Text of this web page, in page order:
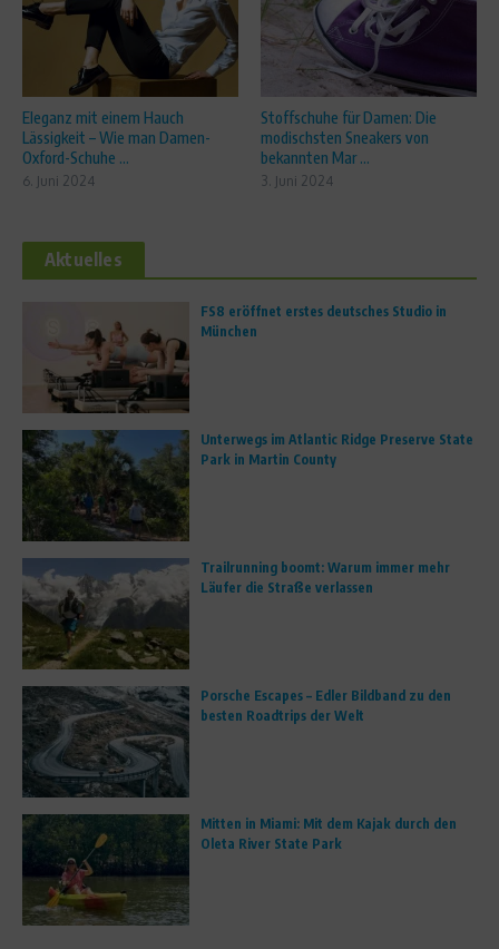
Eleganz mit einem Hauch
Lässigkeit – Wie man Damen-
Oxford-Schuhe ...
6. Juni 2024
Stoffschuhe für Damen: Die
modischsten Sneakers von
bekannten Mar ...
3. Juni 2024
Aktuelles
FS8 eröffnet erstes deutsches Studio in
München
Unterwegs im Atlantic Ridge Preserve State
Park in Martin County
Trailrunning boomt: Warum immer mehr
Läufer die Straße verlassen
Porsche Escapes – Edler Bildband zu den
besten Roadtrips der Welt
Mitten in Miami: Mit dem Kajak durch den
Oleta River State Park